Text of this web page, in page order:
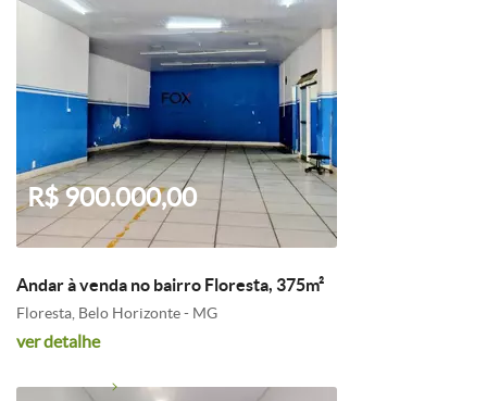
R$ 900.000,00
Andar à venda no bairro Floresta, 375m²
Floresta, Belo Horizonte - MG
ver detalhe